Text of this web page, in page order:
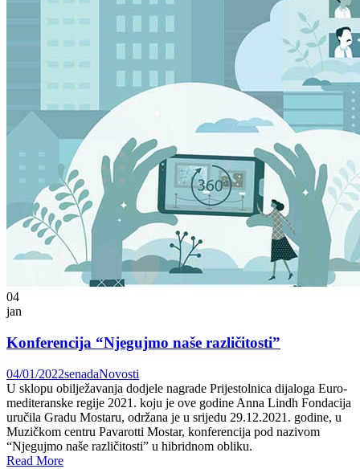
04
jan
Konferencija “Njegujmo naše različitosti”
04/01/2022senadaNovosti
U sklopu obilježavanja dodjele nagrade Prijestolnica dijaloga Euro-
mediteranske regije 2021. koju je ove godine Anna Lindh Fondacija
uručila Gradu Mostaru, održana je u srijedu 29.12.2021. godine, u
Muzičkom centru Pavarotti Mostar, konferencija pod nazivom
“Njegujmo naše različitosti” u hibridnom obliku.
Read More